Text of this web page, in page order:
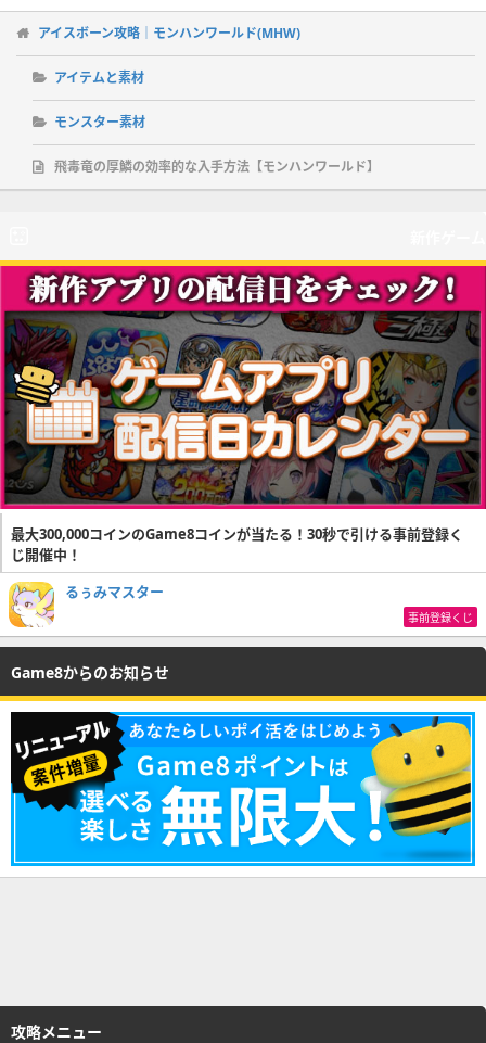
アイスボーン攻略｜モンハンワールド(MHW)
アイテムと素材
モンスター素材
飛毒竜の厚鱗の効率的な入手方法【モンハンワールド】
最大300,000コインのGame8コインが当たる！30秒で引ける事前登録く
じ開催中！
るぅみマスター
事前登録くじ
Game8からのお知らせ
攻略メニュー